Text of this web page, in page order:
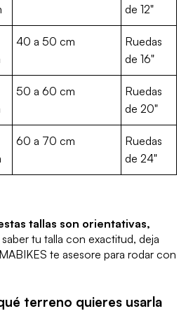
de 12"
40 a 50 cm
Ruedas
de 16"
50 a 60 cm
Ruedas
de 20"
60 a 70 cm
Ruedas
de 24"
tallas son orientativas,
tu talla con exactitud, deja
te asesore para rodar con
terreno quieres usarla